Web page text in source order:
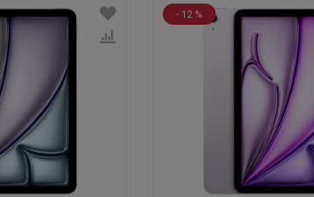
- 12 %